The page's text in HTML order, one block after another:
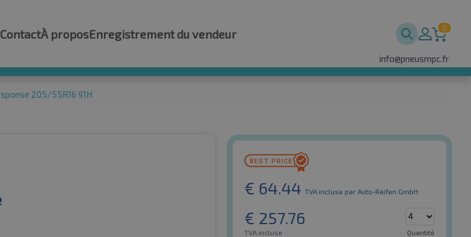
ContactÀ proposEnregistrement du vendeur 0
info@pneusmpc.fr
205/55R16 91H
€ 64.44 TVA incluse par Auto-Raifen GmbH
€ 257.76
TVA incluse Quantité